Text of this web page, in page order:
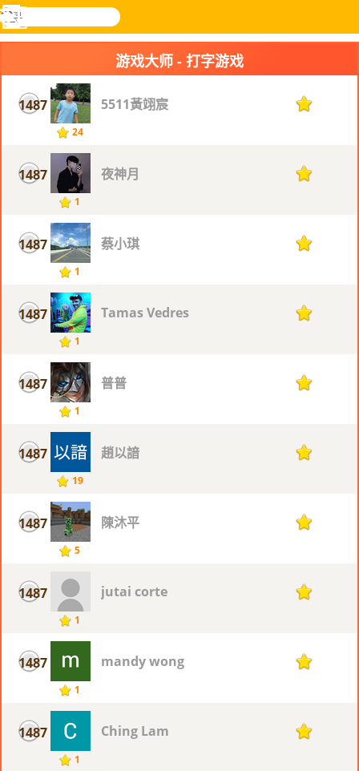
乐和游
搜
寻
登入
功
游戏大师 - 打字游戏
1487
24
5511黃翊宸 1
1487
1
夜神月 1
1487
1
蔡小琪 1
1487
1
Tamas Vedres 1
1487
1
普普 1
1487
19
趙以諳 1
1487
5
陳沐平 1
1487
1
jutai corte 1
1487
1
mandy wong 1
1487
1
Ching Lam 1